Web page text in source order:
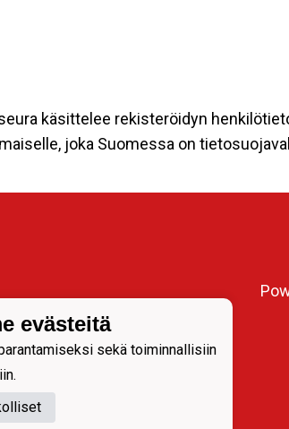
käsittelee rekisteröidyn
joka Suomessa on
evästeitä
sekä toiminnallisiin